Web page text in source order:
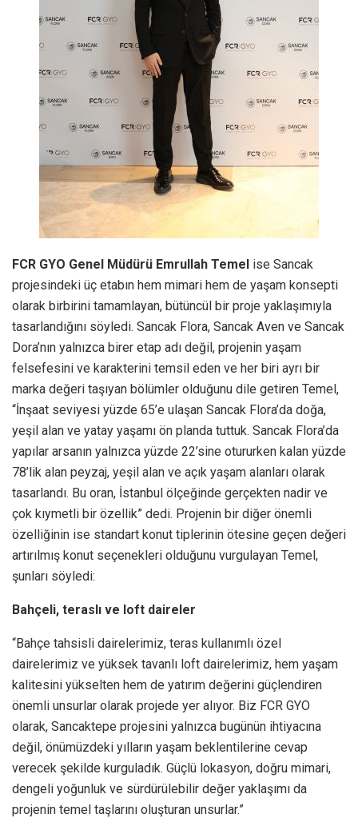
FCR GYO Genel Müdürü Emrullah Temel ise Sancak
projesindeki üç etabın hem mimari hem de yaşam konsepti
olarak birbirini tamamlayan, bütüncül bir proje yaklaşımıyla
tasarlandığını söyledi. Sancak Flora, Sancak Aven ve Sancak
Dora’nın yalnızca birer etap adı değil, projenin yaşam
felsefesini ve karakterini temsil eden ve her biri ayrı bir
marka değeri taşıyan bölümler olduğunu dile getiren Temel,
“İnşaat seviyesi yüzde 65’e ulaşan Sancak Flora’da doğa,
yeşil alan ve yatay yaşamı ön planda tuttuk. Sancak Flora’da
yapılar arsanın yalnızca yüzde 22’sine otururken kalan yüzde
78’lik alan peyzaj, yeşil alan ve açık yaşam alanları olarak
tasarlandı. Bu oran, İstanbul ölçeğinde gerçekten nadir ve
çok kıymetli bir özellik” dedi. Projenin bir diğer önemli
özelliğinin ise standart konut tiplerinin ötesine geçen değeri
artırılmış konut seçenekleri olduğunu vurgulayan Temel,
şunları söyledi:
Bahçeli, teraslı ve loft daireler
“Bahçe tahsisli dairelerimiz, teras kullanımlı özel
dairelerimiz ve yüksek tavanlı loft dairelerimiz, hem yaşam
kalitesini yükselten hem de yatırım değerini güçlendiren
önemli unsurlar olarak projede yer alıyor. Biz FCR GYO
olarak, Sancaktepe projesini yalnızca bugünün ihtiyacına
değil, önümüzdeki yılların yaşam beklentilerine cevap
verecek şekilde kurguladık. Güçlü lokasyon, doğru mimari,
dengeli yoğunluk ve sürdürülebilir değer yaklaşımı da
projenin temel taşlarını oluşturan unsurlar.”